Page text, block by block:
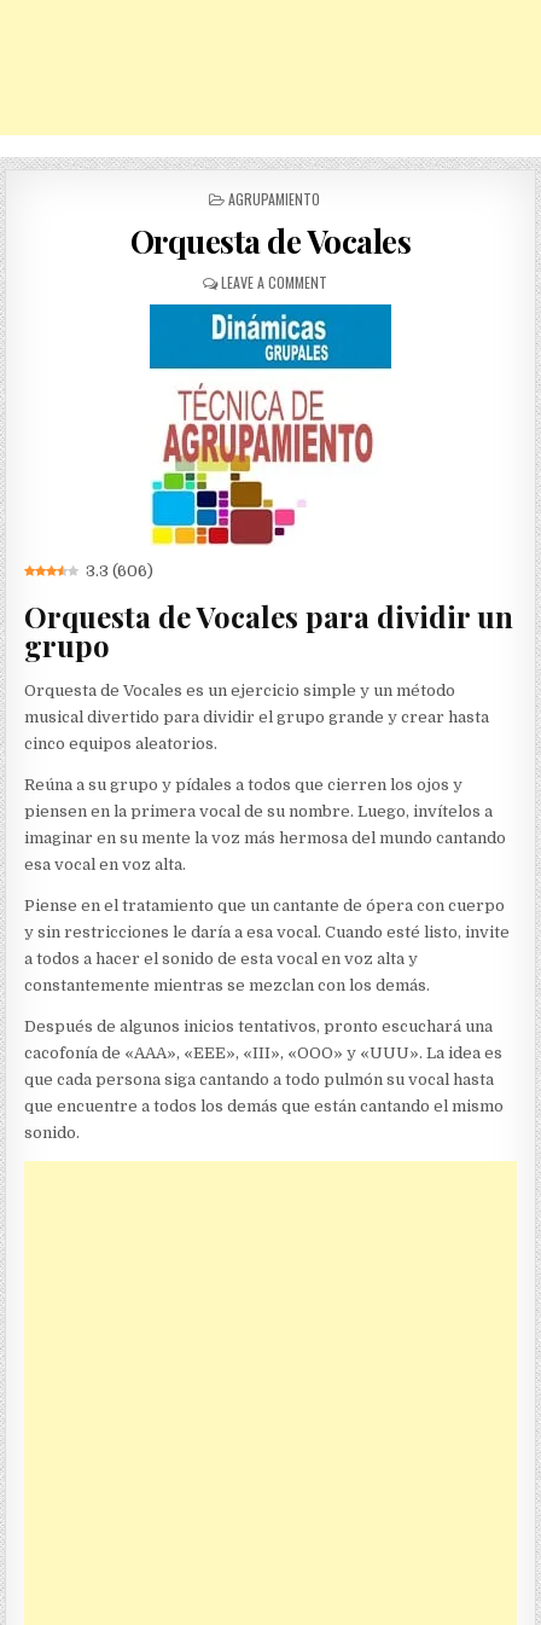
POSTED
AGRUPAMIENTO
Orquesta de Vocales
LEAVE A COMMENTON
ORQUESTA
DE
VOCALES
3.3 (606)
Orquesta de Vocales para dividir un
grupo
Orquesta de Vocales es un ejercicio simple y un método
musical divertido para dividir el grupo grande y crear hasta
cinco equipos aleatorios.
Reúna a su grupo y pídales a todos que cierren los ojos y
piensen en la primera vocal de su nombre. Luego, invítelos a
imaginar en su mente la voz más hermosa del mundo cantando
esa vocal en voz alta.
Piense en el tratamiento que un cantante de ópera con cuerpo
y sin restricciones le daría a esa vocal. Cuando esté listo, invite
a todos a hacer el sonido de esta vocal en voz alta y
constantemente mientras se mezclan con los demás.
Después de algunos inicios tentativos, pronto escuchará una
cacofonía de «AAA», «EEE», «III», «OOO» y «UUU». La idea es
que cada persona siga cantando a todo pulmón su vocal hasta
que encuentre a todos los demás que están cantando el mismo
sonido.